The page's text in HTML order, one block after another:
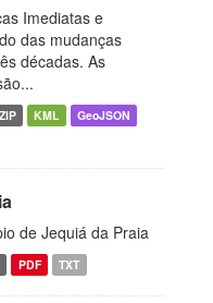
Imediatas e
das mudanças
décadas. As
ZIP KML
GeoJSON
de Jequiá da Praia
PDF TXT